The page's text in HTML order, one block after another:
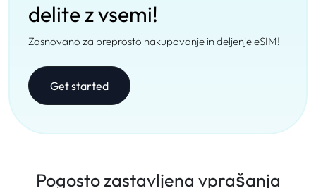
delite z vsemi!
Zasnovano za preprosto nakupovanje in deljenje eSIM!
Get started
Pogosto zastavljena vprašanja